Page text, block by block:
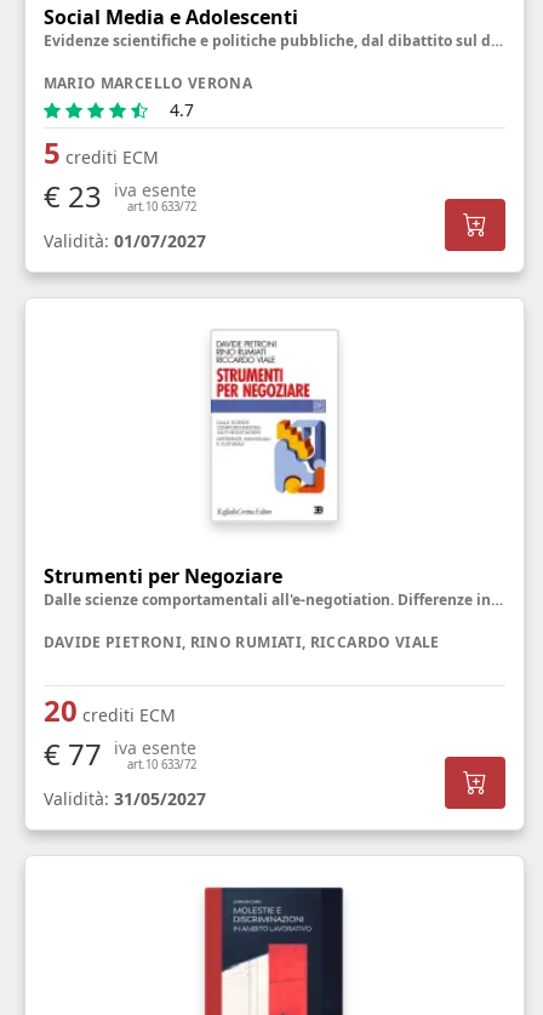
Social Media e Adolescenti
Evidenze scientifiche e politiche pubbliche, dal dibattito sul divieto alla riprogettazione delle piattaforme
MARIO MARCELLO VERONA
4.7
5 crediti ECM
€ 23 iva esente
art.10 633/72
Validità: 01/07/2027
Strumenti per Negoziare
Dalle scienze comportamentali all'e-negotiation. Differenze individuali e culturali
DAVIDE PIETRONI, RINO RUMIATI, RICCARDO VIALE
20 crediti ECM
€ 77 iva esente
art.10 633/72
Validità: 31/05/2027